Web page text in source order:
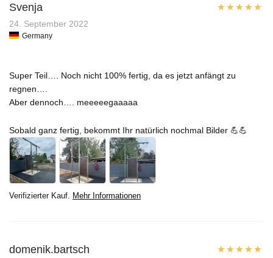
Svenja
24. September 2022
Germany
Super Teil…. Noch nicht 100% fertig, da es jetzt anfängt zu
regnen….
Aber dennoch…. meeeeegaaaaa
Sobald ganz fertig, bekommt Ihr natürlich nochmal Bilder 💪💪
Verifizierter Kauf. Mehr Informationen
domenik.bartsch